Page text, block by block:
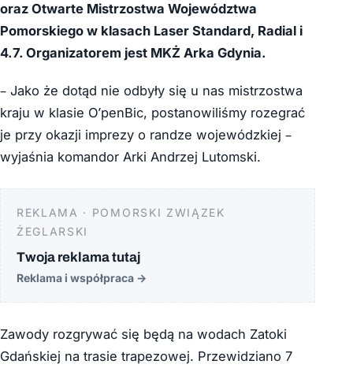
oraz Otwarte Mistrzostwa Województwa
Pomorskiego w klasach Laser Standard, Radial i
4.7. Organizatorem jest MKŻ Arka Gdynia.
– Jako że dotąd nie odbyły się u nas mistrzostwa
kraju w klasie O’penBic, postanowiliśmy rozegrać
je przy okazji imprezy o randze wojewódzkiej –
wyjaśnia komandor Arki Andrzej Lutomski.
REKLAMA · POMORSKI ZWIĄZEK
ŻEGLARSKI
Twoja reklama tutaj
Reklama i współpraca →
Zawody rozgrywać się będą na wodach Zatoki
Gdańskiej na trasie trapezowej. Przewidziano 7